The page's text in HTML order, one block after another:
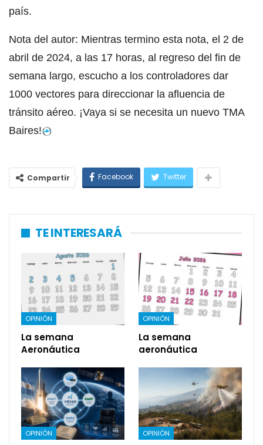
país.
Nota del autor: Mientras termino esta nota, el 2 de
abril de 2024, a las 17 horas, al regreso del fin de
semana largo, escucho a los controladores dar
1000 vectores para direccionar la afluencia de
tránsito aéreo. ¡Vaya si se necesita un nuevo TMA
Baires!
Compartir Facebook Twitter
TE INTERESARÁ
OPINIÓN
La semana
Aeronáutica
OPINIÓN
La semana
aeronáutica
OPINIÓN OPINIÓN